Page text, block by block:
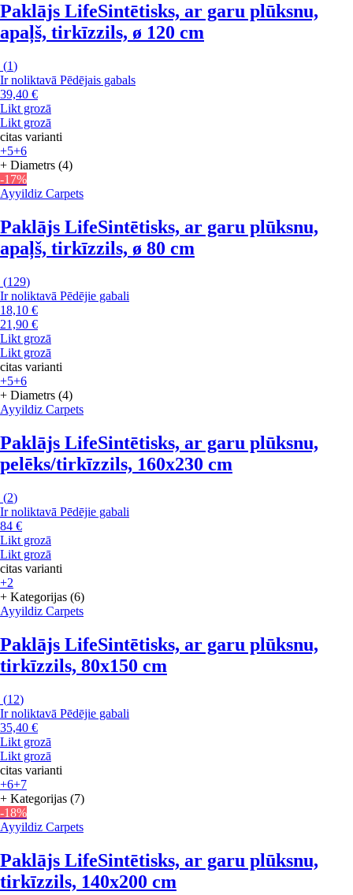
Paklājs LifeSintētisks, ar garu plūksnu,
apaļš, tirkīzzils, ø 120 cm
(1)
Ir noliktavā Pēdējais gabals
39,40 €
Likt grozā
Likt grozā
citas varianti
+5+6
+ Diametrs (4)
-17%
Ayyildiz Carpets
Paklājs LifeSintētisks, ar garu plūksnu,
apaļš, tirkīzzils, ø 80 cm
(129)
Ir noliktavā Pēdējie gabali
18,10 €
21,90 €
Likt grozā
Likt grozā
citas varianti
+5+6
+ Diametrs (4)
Ayyildiz Carpets
Paklājs LifeSintētisks, ar garu plūksnu,
pelēks/tirkīzzils, 160x230 cm
(2)
Ir noliktavā Pēdējie gabali
84 €
Likt grozā
Likt grozā
citas varianti
+2
+ Kategorijas (6)
Ayyildiz Carpets
Paklājs LifeSintētisks, ar garu plūksnu,
tirkīzzils, 80x150 cm
(12)
Ir noliktavā Pēdējie gabali
35,40 €
Likt grozā
Likt grozā
citas varianti
+6+7
+ Kategorijas (7)
-18%
Ayyildiz Carpets
Paklājs LifeSintētisks, ar garu plūksnu,
tirkīzzils, 140x200 cm